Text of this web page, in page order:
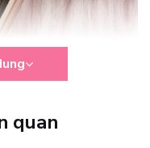
tiếng đến từ Đức, được ra
quan